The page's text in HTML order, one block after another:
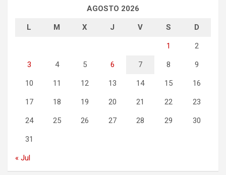
AGOSTO 2026
L M X J V S D
1 2
3 4 5 6 7 8 9
10 11 12 13 14 15 16
17 18 19 20 21 22 23
24 25 26 27 28 29 30
31
« Jul